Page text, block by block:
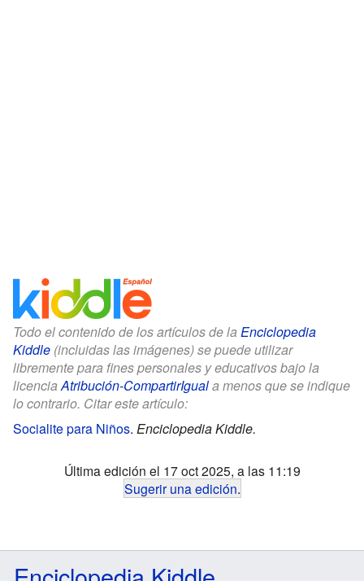
Todo el contenido de los artículos de la Enciclopedia
Kiddle (incluidas las imágenes) se puede utilizar
libremente para fines personales y educativos bajo la
licenciaAtribución-CompartirIguala menos que se indique
lo contrario. Citar este artículo:
Socialite para Niños. Enciclopedia Kiddle.
Última edición el 17 oct 2025, a las 11:19
Sugerir una edición.